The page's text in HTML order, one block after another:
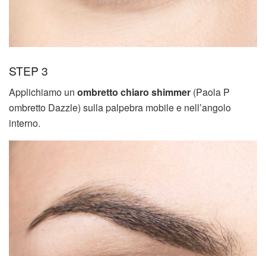
STEP 3
Applichiamo un ombretto chiaro shimmer (Paola P
ombretto Dazzle) sulla palpebra mobile e nell’angolo
interno.